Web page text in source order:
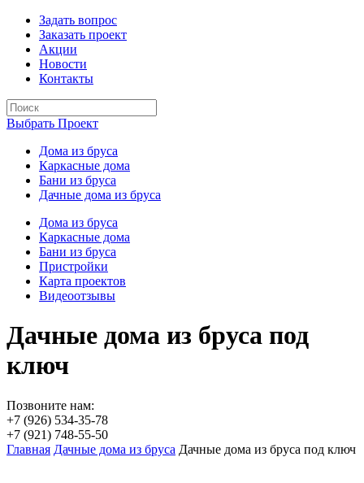
Задать вопрос
Заказать проект
Акции
Новости
Контакты
Выбрать Проект
Дома из бруса
Каркасные дома
Бани из бруса
Дачные дома из бруса
Дома из бруса
Каркасные дома
Бани из бруса
Пристройки
Карта проектов
Видеоотзывы
Дачные дома из бруса под
ключ
Позвоните нам:
+7 (926) 534-35-78
+7 (921) 748-55-50
Главная Дачные дома из бруса Дачные дома из бруса под ключ